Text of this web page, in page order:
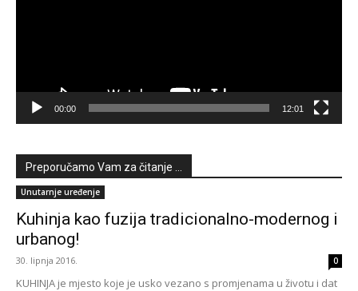
00:00 12:01
Preporučamo Vam za čitanje ...
Unutarnje uređenje
Kuhinja kao fuzija tradicionalno-modernog i
urbanog!
30. lipnja 2016. 0
KUHINJA je mjesto koje je usko vezano s promjenama u životu i dat